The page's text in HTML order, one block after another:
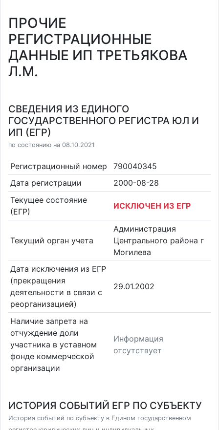
ПРОЧИЕ
РЕГИСТРАЦИОННЫЕ
ДАННЫЕ ИП ТРЕТЬЯКОВА
Л.М.
СВЕДЕНИЯ ИЗ ЕДИНОГО
ГОСУДАРСТВЕННОГО РЕГИСТРА ЮЛ И
ИП (ЕГР)
по состоянию на 08.10.2021
Регистрационный номер
790040345
Дата регистрации
2000-08-28
Текущее состояние
(ЕГР)
ИСКЛЮЧЕН ИЗ ЕГР
Текущий орган учета
Администрация
Центрального района г
Могилева
Дата исключения из ЕГР
(прекращения
деятельности в связи с
реорганизацией)
29.01.2002
Наличие запрета на
отчуждение доли
участника в уставном
фонде коммерческой
организации
Информация
отсутствует
ИСТОРИЯ СОБЫТИЙ ЕГР ПО СУБЪЕКТУ
История событий по субъекту в Едином государственном